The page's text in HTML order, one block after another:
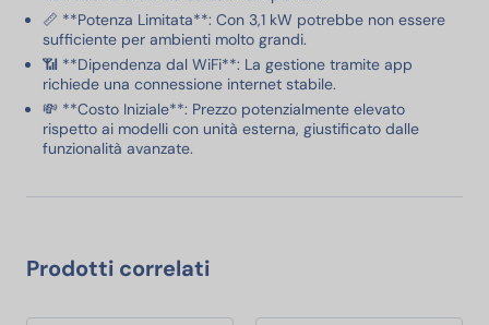
📏 **Potenza Limitata**: Con 3,1 kW potrebbe non essere
sufficiente per ambienti molto grandi.
📶 **Dipendenza dal WiFi**: La gestione tramite app
richiede una connessione internet stabile.
💸 **Costo Iniziale**: Prezzo potenzialmente elevato
rispetto ai modelli con unità esterna, giustificato dalle
funzionalità avanzate.
Prodotti correlati